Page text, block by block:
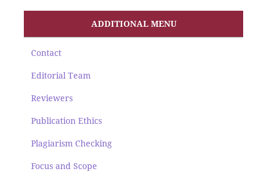
ADDITIONAL MENU
Contact
Editorial Team
Reviewers
Publication Ethics
Plagiarism Checking
Focus and Scope